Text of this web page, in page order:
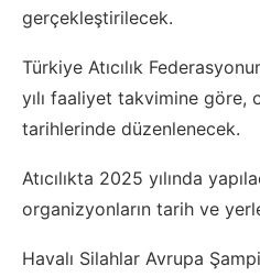
gerçekleştirilecek.
Türkiye Atıcılık
yılı faaliyet takvimine göre,
tarihlerinde düzenlenecek.
Atıcılıkta 2025 yılında
organizyonların tarih ve
Havalı Silahlar Avrupa